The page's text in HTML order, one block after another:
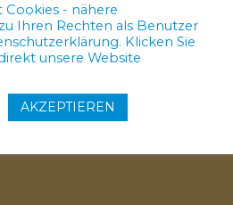
Cookies - nähere
Ihren Rechten als Benutzer
Klicken Sie
unsere Website
AKZEPTIEREN